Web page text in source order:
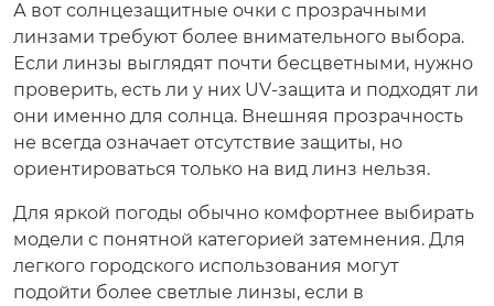
А вот солнцезащитные очки с прозрачными
линзами требуют более внимательного выбора.
Если линзы выглядят почти бесцветными, нужно
проверить, есть ли у них UV-защита и подходят ли
они именно для солнца. Внешняя прозрачность
не всегда означает отсутствие защиты, но
ориентироваться только на вид линз нельзя.
Для яркой погоды обычно комфортнее выбирать
модели с понятной категорией затемнения. Для
легкого городского использования могут
подойти более светлые линзы, если в